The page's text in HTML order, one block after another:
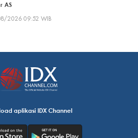
AS
2026 09:52 WIB
aplikasi IDX Channel